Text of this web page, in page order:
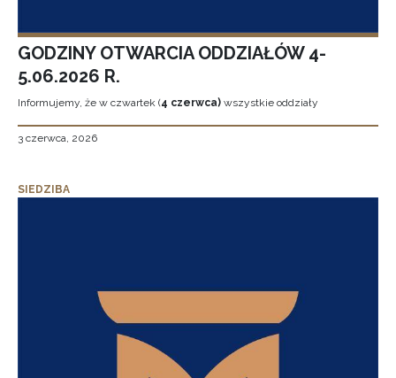
GODZINY OTWARCIA ODDZIAŁÓW 4-
5.06.2026 R.
Informujemy, że w czwartek (4 czerwca) wszystkie oddziały
3 czerwca, 2026
SIEDZIBA